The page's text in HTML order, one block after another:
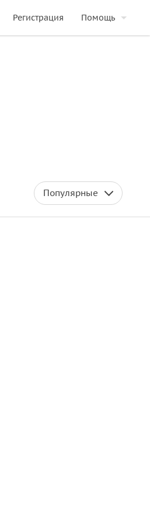
Регистрация Помощь
Популярные